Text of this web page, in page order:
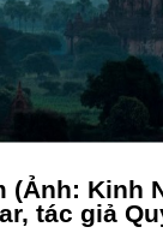
(Ảnh: Kinh
tác giả